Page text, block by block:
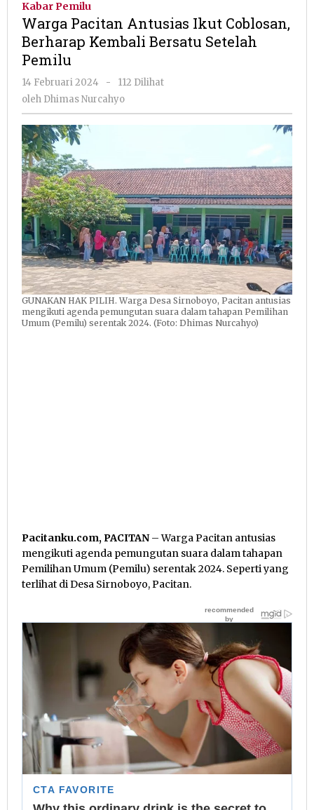
Coblosan,
Berharap
Kabar Pemilu
Warga Pacitan Antusias Ikut Coblosan,
Berharap Kembali Bersatu Setelah
Pemilu
14 Februari 2024
oleh
Dhimas
Nurcahyo
-
112 Dilihat
oleh Dhimas Nurcahyo
GUNAKAN HAK PILIH. Warga Desa Sirnoboyo, Pacitan antusias
mengikuti agenda pemungutan suara dalam tahapan Pemilihan
Umum (Pemilu) serentak 2024. (Foto: Dhimas Nurcahyo)
Pacitanku.com, PACITAN – Warga Pacitan antusias
mengikuti agenda pemungutan suara dalam tahapan
Pemilihan Umum (Pemilu) serentak 2024. Seperti yang
terlihat di Desa Sirnoboyo, Pacitan.